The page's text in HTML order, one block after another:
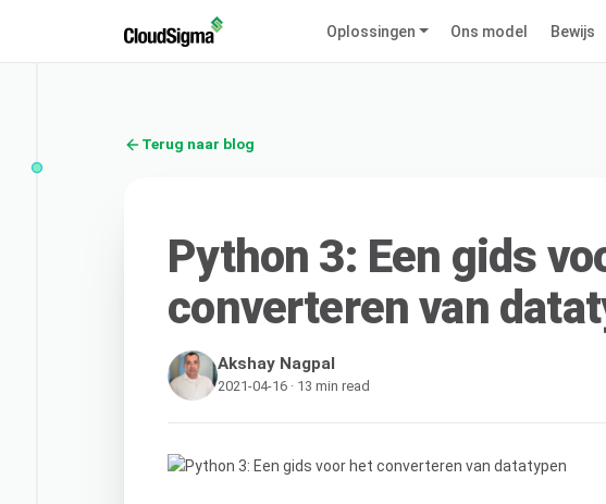
Oplossingen Ons model Bewijs
Terug naar blog
Python 3: Een gids
converteren van
Akshay Nagpal
2021-04-16 · 13 min read